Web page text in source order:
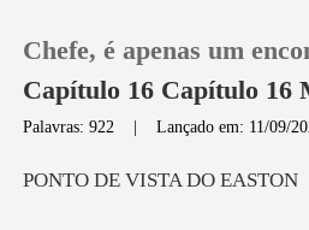
Chefe, é apenas um
Capítulo 16 Capítulo 16
Palavras: 922 |Lançado em: 11/09/
VISTA D